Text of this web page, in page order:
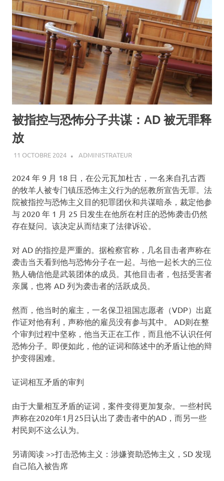
被指控与恐怖分子共谋：AD 被无罪释
放
11 OCTOBRE 2024 ADMINISTRATEURA LA UNE
2024 年 9 月 18 日，在公元瓦加杜古，一名来自孔古西
的牧羊人被专门镇压恐怖主义行为的惩教所宣告无罪。法
院被指控与恐怖主义目的犯罪团伙和共谋暗杀，裁定他参
与 2020 年 1 月 25 日发生在他所在村庄的恐怖袭击仍然
存在疑问。该决定从而结束了法律诉讼。
对 AD 的指控是严重的。据检察官称，几名目击者声称在
袭击当天看到他与恐怖分子在一起。与他一起长大的三位
熟人确信他是武装团体的成员。其他目击者，包括受害者
亲属，也将 AD 列为袭击者的活跃成员。
然而，他当时的雇主，一名保卫祖国志愿者（VDP）出庭
作证对他有利，声称他的雇员没有参与其中。 AD则在整
个审判过程中坚称，他当天正在工作，而且他不认识任何
恐怖分子。即便如此，他的证词和陈述中的矛盾让他的辩
护变得困难。
证词相互矛盾的审判
由于大量相互矛盾的证词，案件变得更加复杂。一些村民
声称在2020年1月25日认出了袭击者中的AD，而另一些
村民则不这么认为。
另请阅读 >>打击恐怖主义：涉嫌资助恐怖主义，SD 发现
自己陷入被告席